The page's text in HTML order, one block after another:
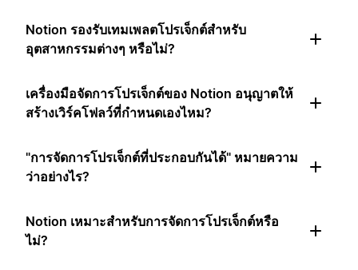
Notion รองรับเทมเพลตโปรเจ็กต์สำหรับ
อุตสาหกรรมต่างๆ หรือไม่?
เครื่องมือจัดการโปรเจ็กต์ของ Notion อนุญาตให้
สร้างเวิร์คโฟลว์ที่กำหนดเองไหม?
"การจัดการโปรเจ็กต์ที่ประกอบกันได้" หมายความ
ว่าอย่างไร?
Notion เหมาะสำหรับการจัดการโปรเจ็กต์หรือ
ไม่?